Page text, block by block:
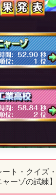
ト・クイズ
ーゾの試練